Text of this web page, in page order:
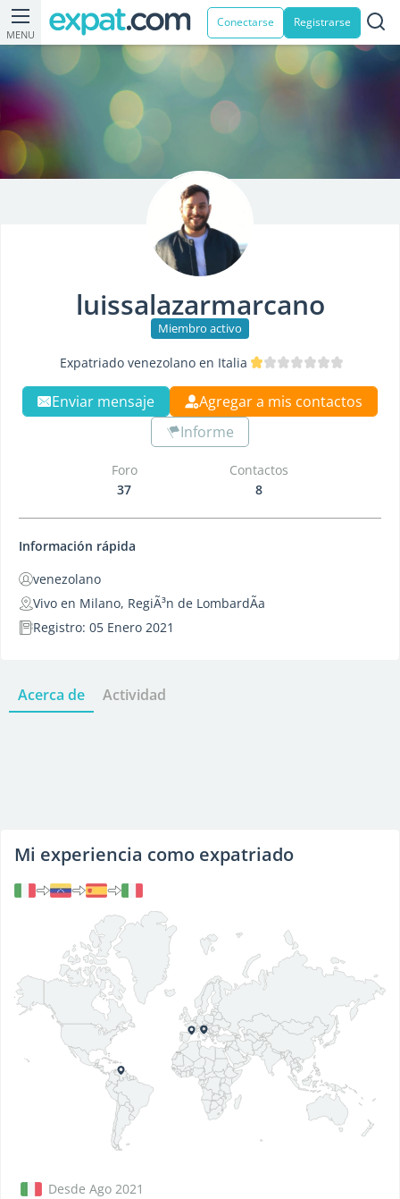
MENU
Conectarse Registrarse
luissalazarmarcano
Miembro activo
Expatriado venezolano en Italia
Enviar mensaje
Agregar a mis contactos
Informe
Foro
37
Contactos
8
Información rápida
venezolano
Vivo en Milano, RegiÃ³n de LombardÃ­a
Registro: 05 Enero 2021
Acerca de Actividad
Mi experiencia como expatriado
Desde Ago 2021